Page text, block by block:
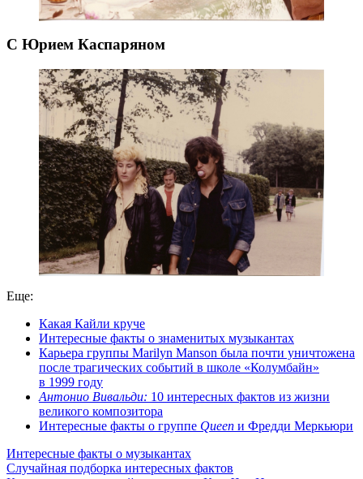
С Юрием Каспаряном
Еще:
Какая Кайли круче
Интересные факты о знаменитых музыкантах
Карьера группы Marilyn Manson была почти уничтожена
после трагических событий в школе «Колумбайн»
в 1999 году
Антонио Вивальди: 10 интересных фактов из жизни
великого композитора
Интересные факты о группе Queen и Фредди Меркьюри
Интересные факты о музыкантах
Случайная подборка интересных фактов